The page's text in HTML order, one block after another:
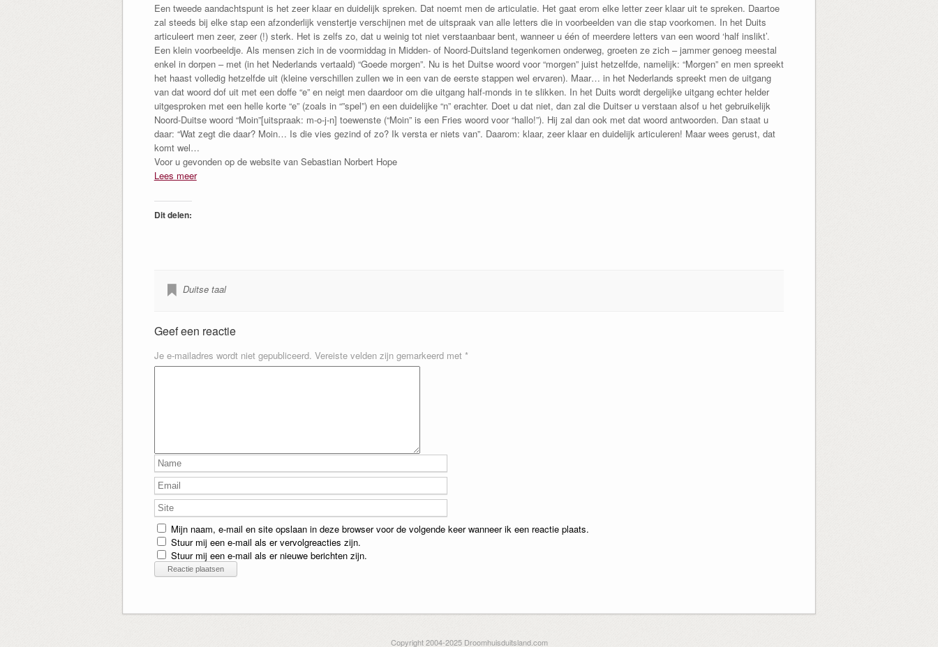
Een tweede aandachtspunt is het zeer klaar en duidelijk spreken. Dat noemt men de articulatie. Het gaat erom elke letter zeer klaar uit te spreken. Daartoe
zal steeds bij elke stap een afzonderlijk venstertje verschijnen met de uitspraak van alle letters die in voorbeelden van die stap voorkomen. In het Duits
articuleert men zeer, zeer (!) sterk. Het is zelfs zo, dat u weinig tot niet verstaanbaar bent, wanneer u één of meerdere letters van een woord ‘half inslikt’.
Een klein voorbeeldje. Als mensen zich in de voormiddag in Midden- of Noord-Duitsland tegenkomen onderweg, groeten ze zich – jammer genoeg meestal
enkel in dorpen – met (in het Nederlands vertaald) “Goede morgen”. Nu is het Duitse woord voor “morgen” juist hetzelfde, namelijk: “Morgen” en men spreekt
het haast volledig hetzelfde uit (kleine verschillen zullen we in een van de eerste stappen wel ervaren). Maar… in het Nederlands spreekt men de uitgang
van dat woord dof uit met een doffe “e” en neigt men daardoor om die uitgang half-monds in te slikken. In het Duits wordt dergelijke uitgang echter helder
uitgesproken met een helle korte “e” (zoals in “”spel”) en een duidelijke “n” erachter. Doet u dat niet, dan zal die Duitser u verstaan alsof u het gebruikelijk
Noord-Duitse woord “Moin”[uitspraak: m-o-j-n] toewenste (“Moin” is een Fries woord voor “hallo!”). Hij zal dan ook met dat woord antwoorden. Dan staat u
daar: “Wat zegt die daar? Moin… Is die vies gezind of zo? Ik versta er niets van”. Daarom: klaar, zeer klaar en duidelijk articuleren! Maar wees gerust, dat
komt wel…
Voor u gevonden op de website van Sebastian Norbert Hope
Lees meer
Dit delen:
Duitse taal
Geef een reactie
Je e-mailadres wordt niet gepubliceerd. Vereiste velden zijn gemarkeerd met *
Mijn naam, e-mail en site opslaan in deze browser voor de volgende keer wanneer ik een reactie plaats.
Stuur mij een e-mail als er vervolgreacties zijn.
Stuur mij een e-mail als er nieuwe berichten zijn.
Copyright 2004-2025 Droomhuisduitsland.com